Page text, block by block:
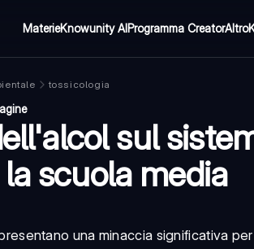
MaterieKnowunity AIProgramma CreatorAltro
tossicologia
sul
scuola media
una minaccia significativa